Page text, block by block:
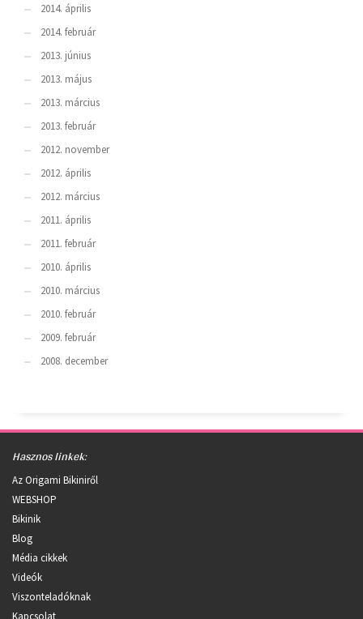
2014. április
2014. február
2013. június
2013. május
2013. március
2013. február
2012. november
2012. április
2012. március
2011. április
2011. február
2010. április
2010. március
2010. február
2009. február
2008. december
Hasznos linkek:
Az Origami Bikiniről
WEBSHOP
Bikinik
Blog
Média cikkek
Videók
Viszonteladóknak
Kapcsolat